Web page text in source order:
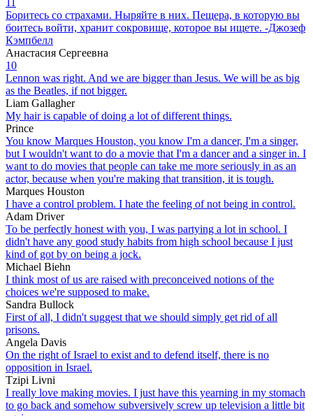
Боритесь со страхами. Ныряйте в них. Пещера, в которую вы
боитесь войти, хранит сокровище, которое­ вы ищете. -Джозеф
Кэмпбелл
Анастасия Сергеевна
10
Lennon was right. And we are bigger than Jesus. We will be as big
as the Beatles, if not bigger.
Liam Gallagher
My hair is capable of doing a lot of different things.
Prince
You know Marques Houston, you know I'm a dancer, I'm a singer,
but I wouldn't want to do a movie that I'm a dancer and a singer in. I
want to do movies that people can take me more seriously in as an
actor, because when you're making that transition, it is tough.
Marques Houston
I have a control problem. I hate the feeling of not being in control.
Adam Driver
To be perfectly honest with you, I was partying a lot in school. I
didn't have any good study habits from high school because I just
kind of got by on being a jock.
Michael Biehn
I think most of us are raised with preconceived notions of the
choices we're supposed to make.
Sandra Bullock
First of all, I didn't suggest that we should simply get rid of all
prisons.
Angela Davis
On the right of Israel to exist and to defend itself, there is no
opposition in Israel.
Tzipi Livni
I really love making movies. I just have this yearning in my stomach
to go back and somehow subversively screw up television a little bit